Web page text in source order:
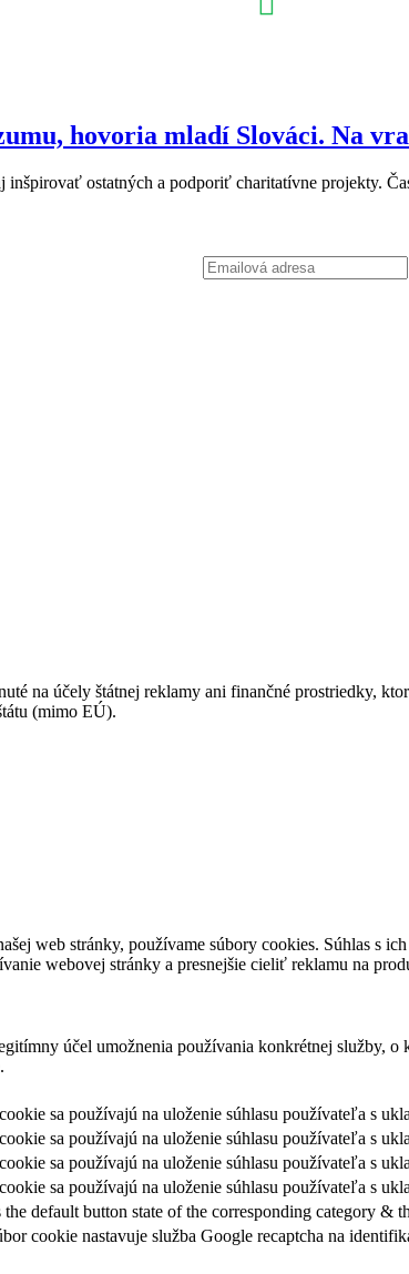
hovoria mladí Slováci. Na
inšpirovať ostatných a podporiť charitatívne projekty.
na účely štátnej reklamy ani finančné prostriedky,
(mimo EÚ).
web stránky, používame súbory cookies. Súhlas s
webovej stránky a presnejšie cieliť reklamu na
účel umožnenia používania konkrétnej služby,
sa používajú na uloženie súhlasu používateľa s
sa používajú na uloženie súhlasu používateľa s
sa používajú na uloženie súhlasu používateľa s
sa používajú na uloženie súhlasu používateľa s
the default button state of the corresponding category
cookie nastavuje služba Google recaptcha na